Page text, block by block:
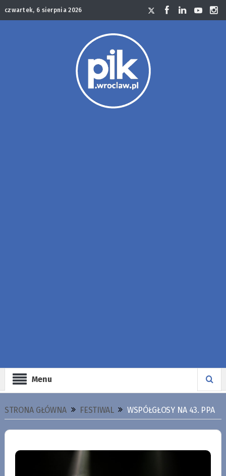
czwartek, 6 sierpnia 2026
Menu
STRONA GŁÓWNA FESTIWAL WSPÓŁGŁOSY NA 43. PPA